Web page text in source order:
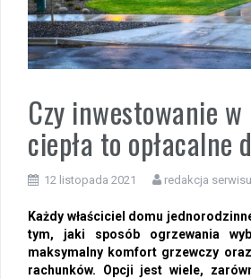
Czy inwestowanie w
ciepła to opłacalne
12 listopada 2021 redakcja serwisu
Każdy właściciel domu
tym, jaki sposób ogrzewania
maksymalny komfort grzewczy
rachunków. Opcji jest wiele,